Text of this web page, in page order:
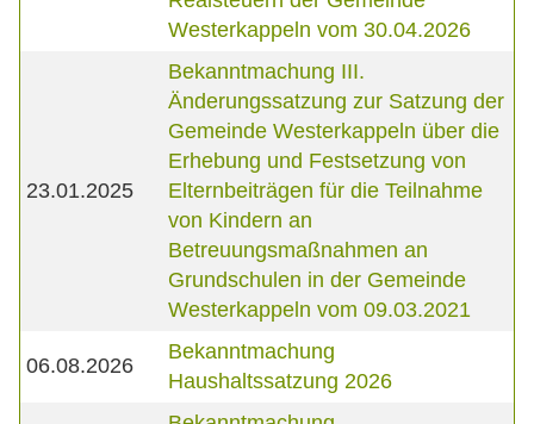
Westerkappeln vom 30.04.2026
23.01.2025
Bekanntmachung III.
Änderungssatzung zur Satzung der
Gemeinde Westerkappeln über die
Erhebung und Festsetzung von
Elternbeiträgen für die Teilnahme
von Kindern an
Betreuungsmaßnahmen an
Grundschulen in der Gemeinde
Westerkappeln vom 09.03.2021
06.08.2026
Bekanntmachung
Haushaltssatzung 2026